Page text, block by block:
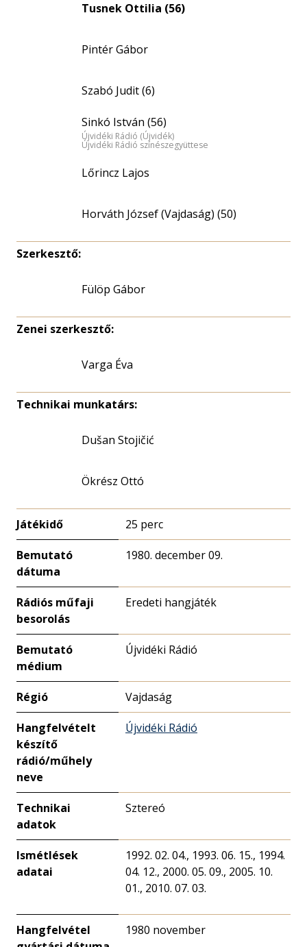
Tusnek Ottilia (56)
Pintér Gábor
Szabó Judit (6)
Sinkó István (56)
Újvidéki Rádió (Újvidék)
Újvidéki Rádió színészegyüttese
Lőrincz Lajos
Horváth József (Vajdaság) (50)
Szerkesztő:
Fülöp Gábor
Zenei szerkesztő:
Varga Éva
Technikai munkatárs:
Dušan Stojičić
Ökrész Ottó
Játékidő 25 perc
Bemutató
dátuma
1980. december 09.
Rádiós műfaji
besorolás
Eredeti hangjáték
Bemutató
médium
Újvidéki Rádió
Régió Vajdaság
Hangfelvételt
készítő
rádió/műhely
neve
Újvidéki Rádió
Technikai
adatok
Sztereó
Ismétlések
adatai
1992. 02. 04., 1993. 06. 15., 1994.
04. 12., 2000. 05. 09., 2005. 10.
01., 2010. 07. 03.
Hangfelvétel
1980 november